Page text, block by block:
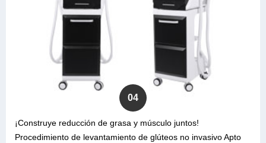
04
¡Construye reducción de grasa y músculo juntos!
Procedimiento de levantamiento de glúteos no invasivo Apto